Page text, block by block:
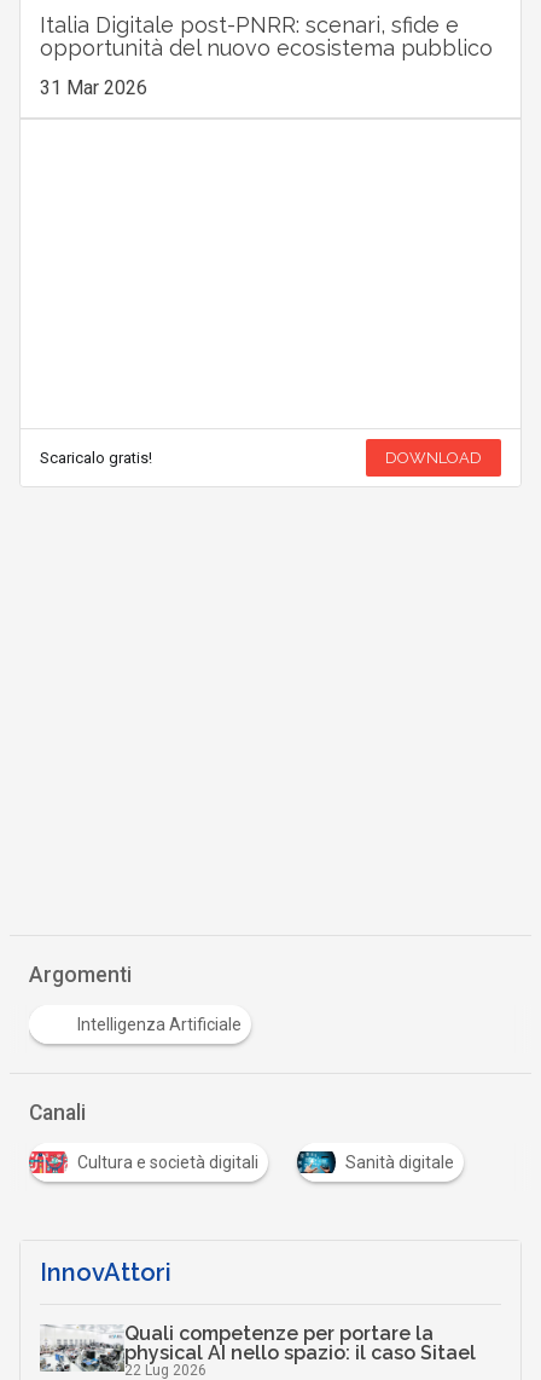
Italia Digitale post-PNRR: scenari, sfide e
opportunità del nuovo ecosistema pubblico
31 Mar 2026
Scaricalo gratis! DOWNLOAD
Argomenti
Intelligenza Artificiale
Canali
Cultura e società digitali Sanità digitale
InnovAttori
Quali competenze per portare la
physical AI nello spazio: il caso Sitael
22 Lug 2026